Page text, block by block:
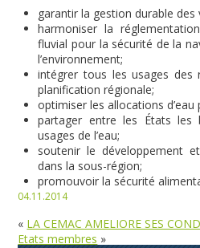
garantir la gestion durable des
harmoniser la
fluvial pour la sécurité de la
l’environnement;
intégrer tous les usages des
planification régionale;
optimiser les allocations d’eau
partager entre les États les
usages de l’eau;
soutenir le développement
dans la sous-région;
promouvoir la sécurité
04.11.2014
« LA CEMAC AMELIORE SES
Etats membres »